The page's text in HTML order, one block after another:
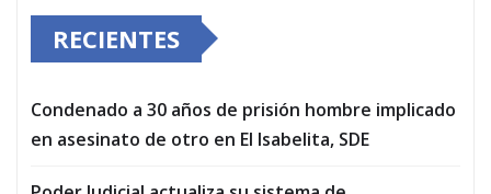
RECIENTES
Condenado a 30 años de prisión hombre implicado
en asesinato de otro en El Isabelita, SDE